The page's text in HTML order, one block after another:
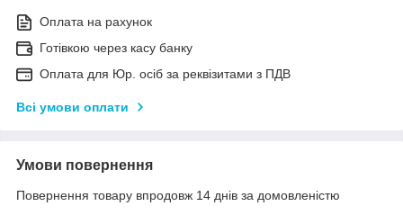
Оплата на рахунок
Готівкою через касу банку
Оплата для Юр. осіб за реквізитами з ПДВ
Всі умови оплати
Умови повернення
Повернення товару впродовж 14 днів за домовленістю